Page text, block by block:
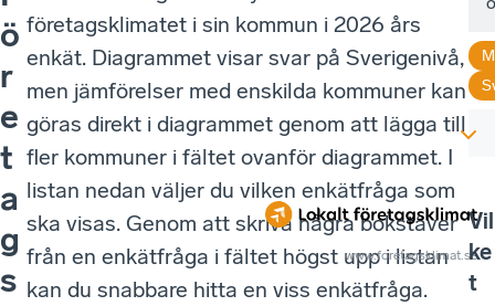
ö
r
e
t
a
g
s
företagsklimatet i sin kommun i 2026 års
enkät. Diagrammet visar svar på Sverigenivå,
men jämförelser med enskilda kommuner kan
göras direkt i diagrammet genom att lägga till
fler kommuner i fältet ovanför diagrammet. I
listan nedan väljer du vilken enkätfråga som
ska visas. Genom att skriva några bokstäver
från en enkätfråga i fältet högst upp i listan
kan du snabbare hitta en viss enkätfråga.
www.foretagsklimat.se
Vil
ke
t